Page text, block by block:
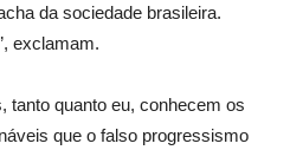
da sociedade brasileira.
exclamam.
tanto quanto eu, conhecem os
que o falso progressismo